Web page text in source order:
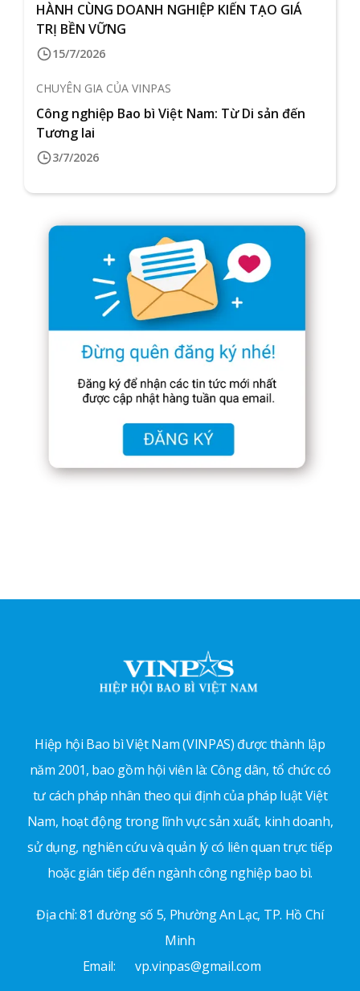
HÀNH CÙNG DOANH NGHIỆP KIẾN TẠO GIÁ
TRỊ BỀN VỮNG
15/7/2026
CHUYÊN GIA CỦA VINPAS
Công nghiệp Bao bì Việt Nam: Từ Di sản đến
Tương lai
3/7/2026
Hiệp hội Bao bì Việt Nam (VINPAS) được thành lập
năm 2001, bao gồm hội viên là: Công dân, tổ chức có
tư cách pháp nhân theo qui định của pháp luật Việt
Nam, hoạt động trong lĩnh vực sản xuất, kinh doanh,
sử dụng, nghiên cứu và quản lý có liên quan trực tiếp
hoặc gián tiếp đến ngành công nghiệp bao bì.
Địa chỉ: 81 đường số 5, Phường An Lạc, TP. Hồ Chí
Minh
Email:
vp.vinpas@gmail.com